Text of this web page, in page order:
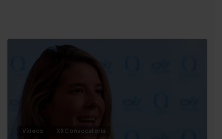
Vídeos XII Convocatoria